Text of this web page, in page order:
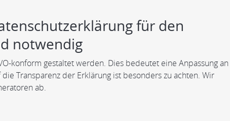
für den
notwendig
konform gestaltet werden. Dies bedeutet eine Anpassung an
Transparenz der Erklärung ist besonders zu achten. Wir
ab.